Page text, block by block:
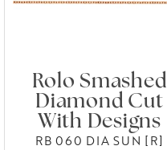
Rolo Smashed
Diamond Cut
With Designs
RB 060 DIA SUN [R]